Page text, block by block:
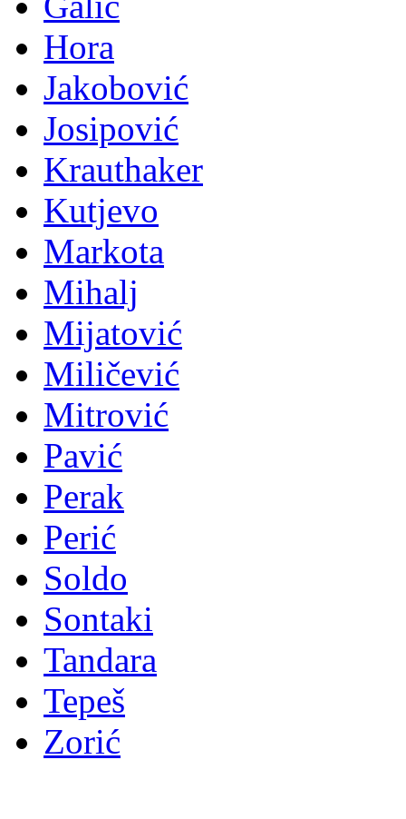
Hora
Jakobović
Josipović
Krauthaker
Kutjevo
Markota
Mihalj
Mijatović
Miličević
Mitrović
Pavić
Perak
Perić
Soldo
Sontaki
Tandara
Tepeš
Zorić